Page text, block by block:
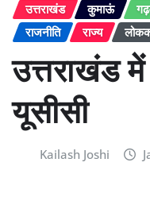
उत्तराखंड कुमाऊं
राजनीति
राज्य
उत्तराखंड
यूसीसी
Kailash Joshi